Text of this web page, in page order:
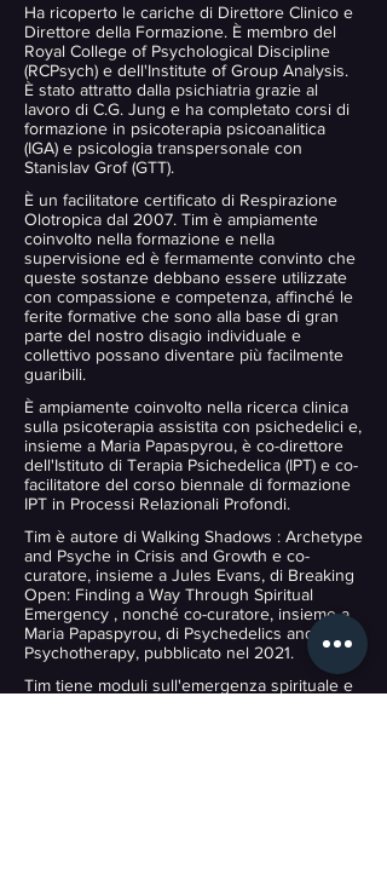
Ha ricoperto le cariche di Direttore Clinico e
Direttore della Formazione. È membro del
Royal College of Psychological Discipline
(RCPsych) e dell'Institute of Group Analysis.
È stato attratto dalla psichiatria grazie al
lavoro di C.G. Jung e ha completato corsi di
formazione in psicoterapia psicoanalitica
(IGA) e psicologia transpersonale con
Stanislav Grof (GTT).
È un facilitatore certificato di Respirazione
Olotropica dal 2007. Tim è ampiamente
coinvolto nella formazione e nella
supervisione ed è fermamente convinto che
queste sostanze debbano essere utilizzate
con compassione e competenza, affinché le
ferite formative che sono alla base di gran
parte del nostro disagio individuale e
collettivo possano diventare più facilmente
guaribili.
È ampiamente coinvolto nella ricerca clinica
sulla psicoterapia assistita con psichedelici e,
insieme a Maria Papaspyrou, è co-direttore
dell'Istituto di Terapia Psichedelica (IPT) e co-
facilitatore del corso biennale di formazione
IPT in Processi Relazionali Profondi.
Tim è autore di Walking Shadows : Archetype
and Psyche in Crisis and Growth e co-
curatore, insieme a Jules Evans, di Breaking
Open: Finding a Way Through Spiritual
Emergency , nonché co-curatore, insieme a
Maria Papaspyrou, di Psychedelics and
Psychotherapy, pubblicato nel 2021.
Tim tiene moduli sull'emergenza spirituale e